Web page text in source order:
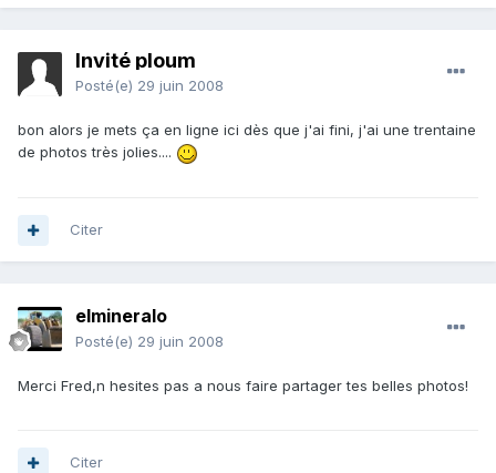
Invité ploum
Posté(e) 29 juin 2008
bon alors je mets ça en ligne ici dès que j'ai fini, j'ai une trentaine
de photos très jolies....
Citer
elmineralo
Posté(e) 29 juin 2008
Merci Fred,n hesites pas a nous faire partager tes belles photos!
Citer